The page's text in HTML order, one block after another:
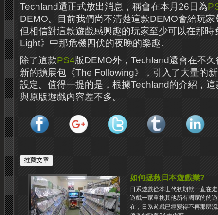
Techland還正式放出消息，稱會在本月26日為
DEMO。目前我們尚不清楚這款DEMO會給玩
但相信對這款遊戲感興趣的玩家至少可以在那
Light》中那危機四伏的夜晚的樂趣。
除了這款PS4版DEMO外，Techland還會在不
新的擴展包《The Following》，引入了大量的
設定。值得一提的是，根據Techland的介紹，
與原版遊戲內容差不多。
如何拯救日本遊戲業?
日系遊戲從本世代初期就一直在
遊戲一家單挑其他所有國家的的
在，日系遊戲已經變得不再那麼